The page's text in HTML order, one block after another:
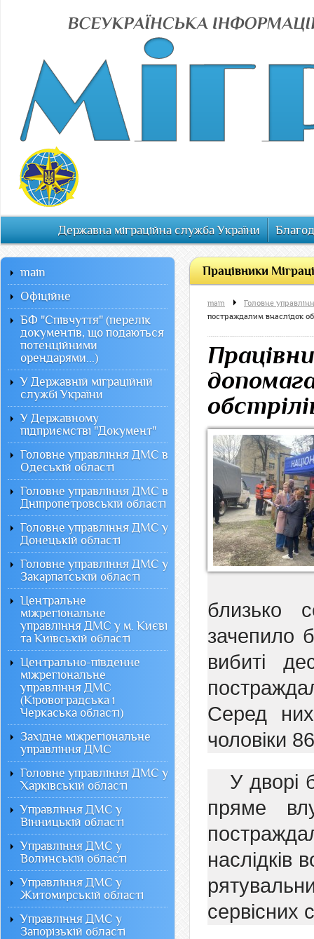
Державна міграційна служба України
Працівники
main
Головне
постраждалим внаслідок
близько
зачепило
вибиті
Серед
чоловіки
У дворі
пряме
наслідків
сервісних
main
Офiцiйне
БФ "Співчуття" (перелік
документів, що подаються
потенційними
орендарями...)
У Державній міграційній
службі України
У Державному
підприємстві "Документ"
Головне управління ДМС в
Одеській області
Головне управління ДМС в
Дніпропетровській області
Головне управління ДМС у
Донецькій області
Головне управління ДМС у
Закарпатській області
Центральне
міжрегіональне
управління ДМС у м. Києві
та Київській області
Центрально-південне
міжрегіональне
управління ДМС
(Кіровоградська і
Черкаська області)
Західне міжрегіональне
управління ДМС
Головне управління ДМС у
Харківській області
Управління ДМС у
Вінницькій області
Управління ДМС у
Волинській області
Управління ДМС у
Житомирській області
Управління ДМС у
Запорізькій області